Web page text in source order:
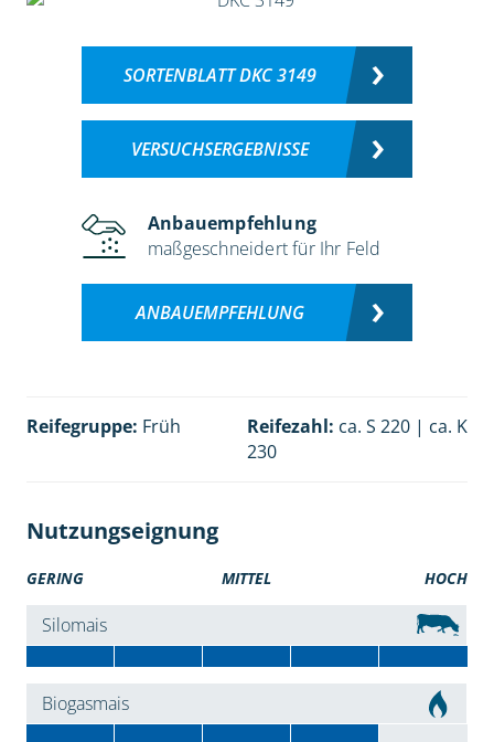
SORTENBLATT DKC 3149
VERSUCHSERGEBNISSE
Anbauempfehlung
maßgeschneidert für Ihr Feld
ANBAUEMPFEHLUNG
Reifegruppe: Früh Reifezahl: ca. S 220 | ca. K
230
Nutzungseignung
GERING MITTEL HOCH
Silomais
Biogasmais